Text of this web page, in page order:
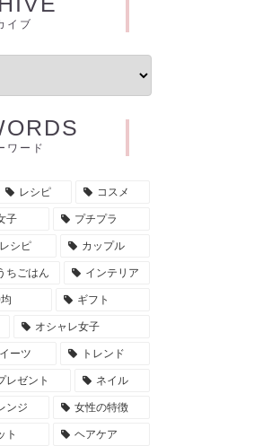
イブ
ワード
レシピ コスメ
子 プチプラ
シピ カップル
ちごはん インテリア
ギフト
オシャレ女子
ーツ トレンド
レゼント ネイル
ンジ 女性の特徴
ト ヘアケア